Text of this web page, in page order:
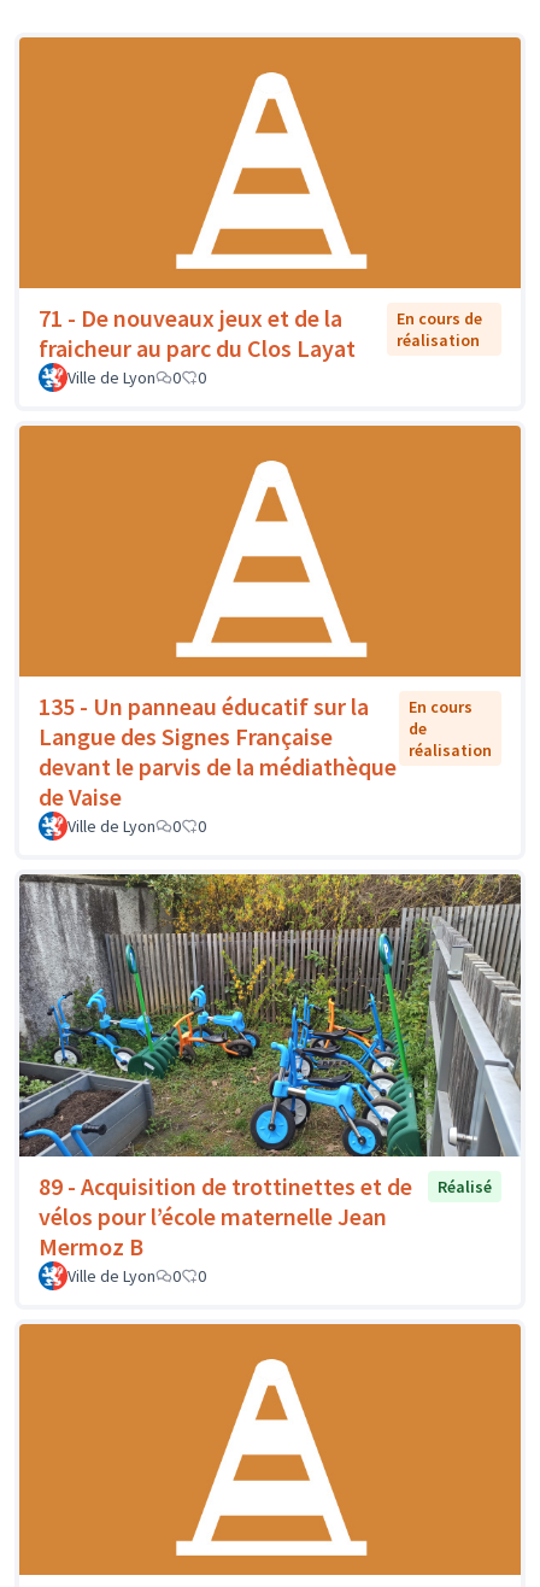
71 - De nouveaux jeux et de la
fraicheur au parc du Clos Layat
En cours de
réalisation
Ville de Lyon
0 0
135 - Un panneau éducatif sur la
Langue des Signes Française
devant le parvis de la médiathèque
de Vaise
En cours
de
réalisation
Ville de Lyon 0 0
89 - Acquisition de trottinettes et de
vélos pour l’école maternelle Jean
Mermoz B
Réalisé
Ville de Lyon 0 0